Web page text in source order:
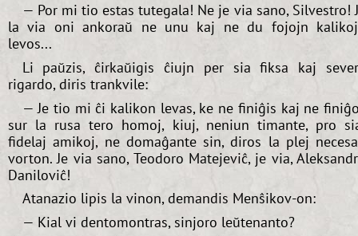
— Por mi tio estas tutegala! Ne je via sano, Silvestro!
la via oni ankoraŭ ne unu kaj ne du fojojn
levos...
Li paŭzis, ĉirkaŭigis ĉiujn per sia fiksa kaj
rigardo, diris trankvile:
— Je tio mi ĉi kalikon levas, ke ne finiĝis kaj ne
sur la rusa tero homoj, kiuj, neniun timante, pro
fidelaj amikoj, ne domaĝante sin, diros la plej
vorton. Je via sano, Teodoro Matejeviĉ, je via,
Daniloviĉ!
Atanazio lipis la vinon, demandis Menŝikov-on:
— Kial vi dentomontras, sinjoro leŭtenanto?